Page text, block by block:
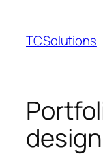
conținut
TCSolutions